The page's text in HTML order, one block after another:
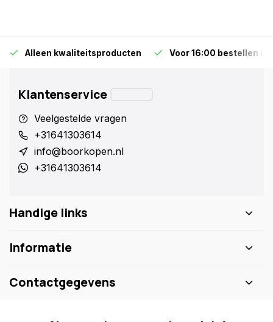
Alleen kwaliteitsproducten Voor 16:00 bestellen is
Klantenservice
Veelgestelde vragen
+31641303614
info@boorkopen.nl
+31641303614
Handige links
Informatie
Contactgegevens